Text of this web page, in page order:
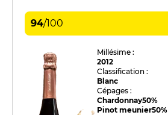
94/100
Millésime :
2012
Classification :
Blanc
Cépages :
Chardonnay50%
Pinot meunier50%